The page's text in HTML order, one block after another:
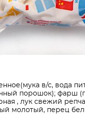
в/с, вода
порошок); фарш
, лук свежий
молотый, перец